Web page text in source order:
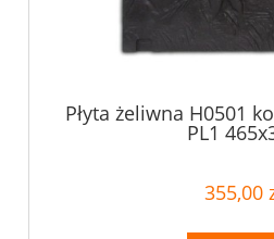
Płyta żeliwna H0501
PL1
355,00